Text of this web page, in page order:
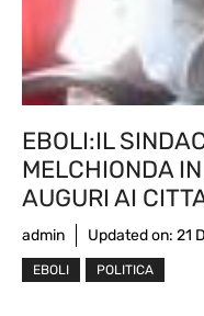
EBOLI:IL
MELCHIONDA
AUGURI AI
admin Updated on: 21
EBOLI POLITICA